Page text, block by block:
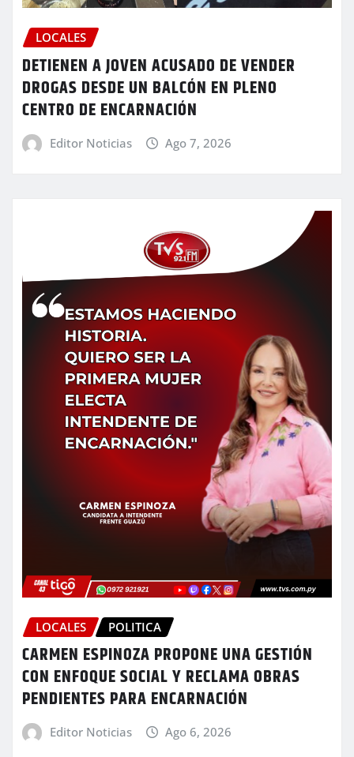
LOCALES
DETIENEN A JOVEN ACUSADO DE VENDER
DROGAS DESDE UN BALCÓN EN PLENO
CENTRO DE ENCARNACIÓN
Editor Noticias Ago 7, 2026
LOCALES POLITICA
CARMEN ESPINOZA PROPONE UNA GESTIÓN
CON ENFOQUE SOCIAL Y RECLAMA OBRAS
PENDIENTES PARA ENCARNACIÓN
Editor Noticias Ago 6, 2026